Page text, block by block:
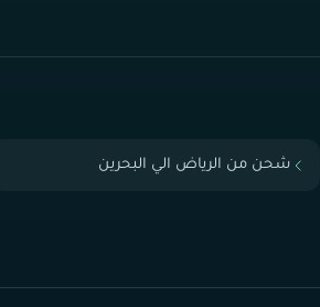
شحن من الرياض الي البحرين